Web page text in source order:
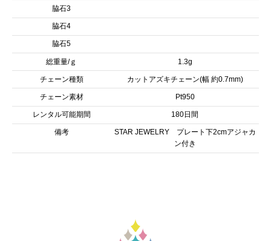
脇石3
脇石4
脇石5
総重量/ｇ 1.3g
チェーン種類 カットアズキチェーン(幅 約0.7mm)
チェーン素材 Pt950
レンタル可能期間 180日間
備考
STAR JEWELRY プレート下2cmアジャカ
ン付き